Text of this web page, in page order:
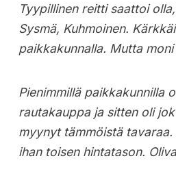
Tyypillinen reitti saattoi
Sysmä, Kuhmoinen.
paikkakunnalla. Mutta
Pienimmillä paikkakunnilla
rautakauppa ja sitten oli
myynyt tämmöistä
ihan toisen hintatason.